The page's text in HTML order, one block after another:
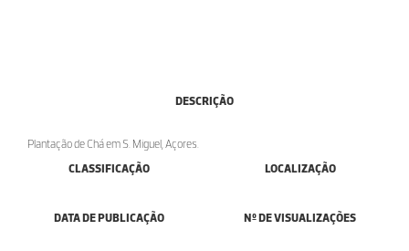
DESCRIÇÃO
Plantação de Chá em S. Miguel, Açores.
CLASSIFICAÇÃO
LOCALIZAÇÃO
DATA DE PUBLICAÇÃO Nº DE VISUALIZAÇÕES